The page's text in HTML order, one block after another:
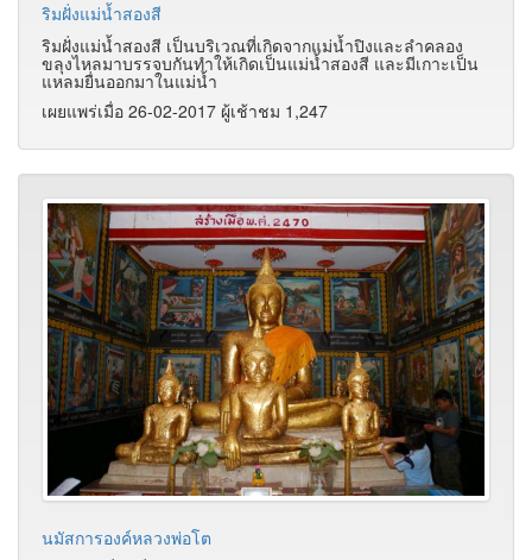
ริมฝั่งแม่น้ำสองสี
ริมฝั่งแม่น้ำสองสี เป็นบริเวณที่เกิดจากแม่น้ำปิงและลำคลอง
ขลุงไหลมาบรรจบกันทำให้เกิดเป็นแม่น้ำสองสี และมีเกาะเป็น
แหลมยื่นออกมาในแม่น้ำ
เผยแพร่เมื่อ 26-02-2017 ผู้เช้าชม 1,247
นมัสการองค์หลวงพ่อโต